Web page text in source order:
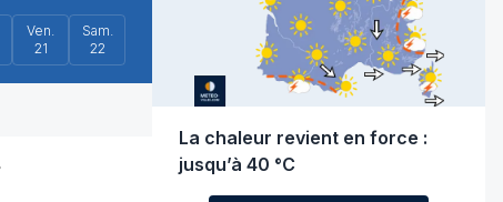
Ven.
21
Sam.
22
La chaleur revient en force :
jusqu’à 40 °C